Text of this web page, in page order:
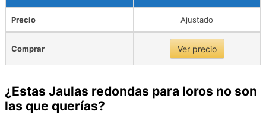
Precio Ajustado
Comprar Ver precio
¿Estas Jaulas redondas para loros no son
las que querías?